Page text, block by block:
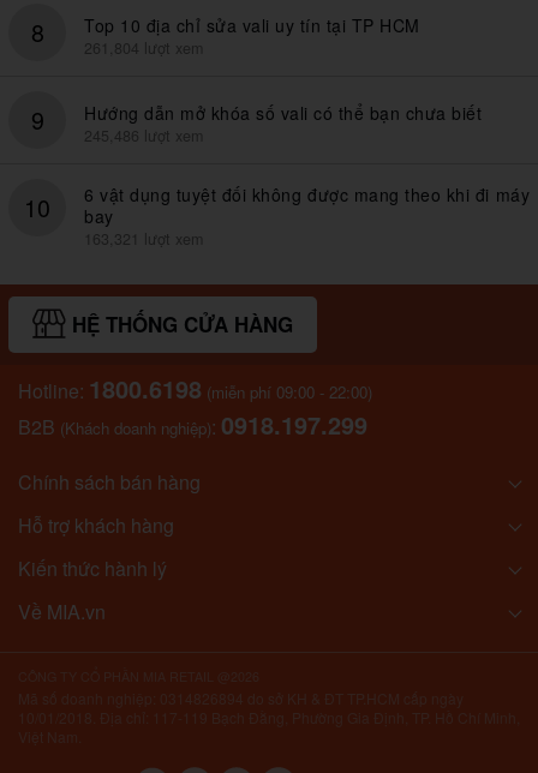
8 Top 10 địa chỉ sửa vali uy tín tại TP HCM
261,804 lượt xem
9 Hướng dẫn mở khóa số vali có thể bạn chưa biết
245,486 lượt xem
10
6 vật dụng tuyệt đối không được mang theo khi đi máy
bay
163,321 lượt xem
HỆ THỐNG CỬA HÀNG
Hotline: 1800.6198 (miễn phí 09:00 - 22:00)
B2B (Khách doanh nghiệp): 0918.197.299
Chính sách bán hàng
Hỗ trợ khách hàng
Kiến thức hành lý
Về MIA.vn